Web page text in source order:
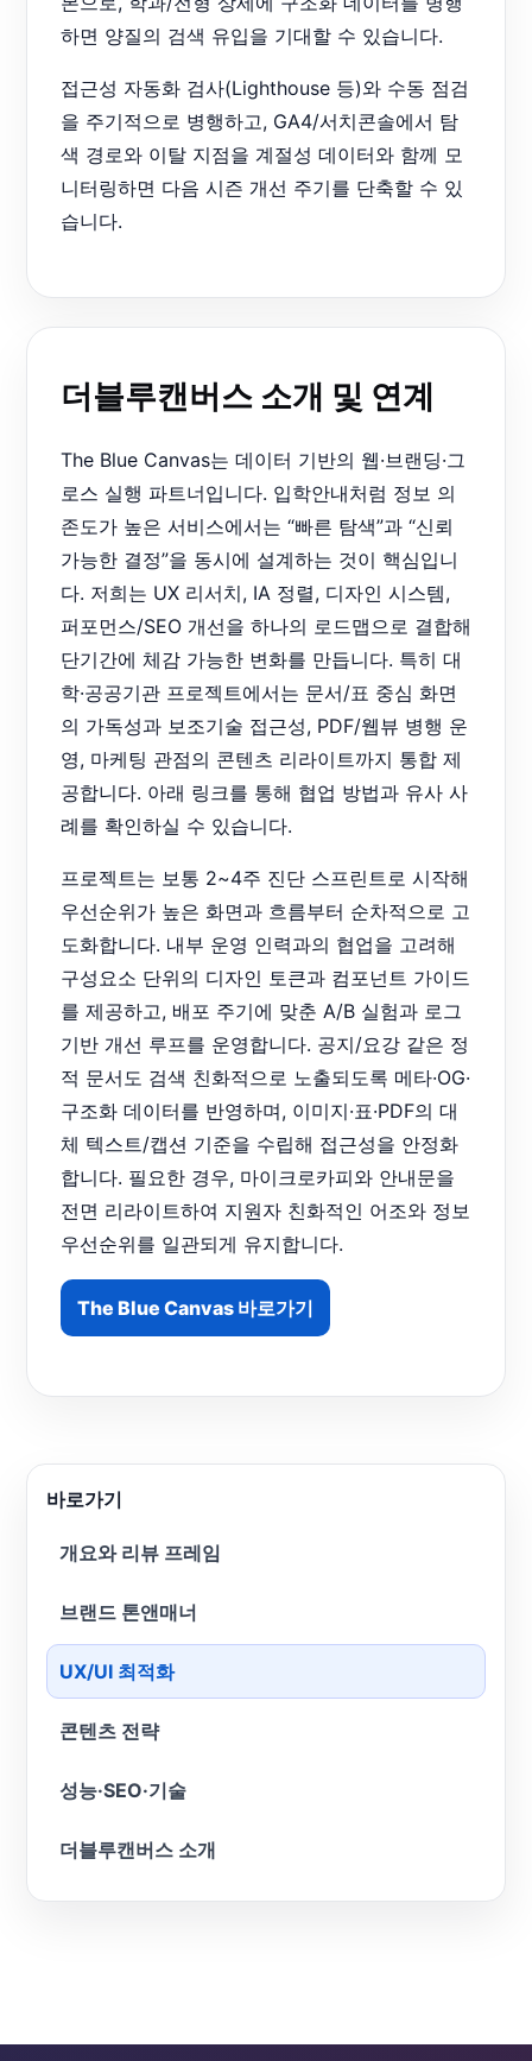
하면 양질의 검색 유입을 기대할 수 있습니다.
접근성 자동화 검사(Lighthouse 등)와 수동 점검
을 주기적으로 병행하고, GA4/서치콘솔에서 탐
색 경로와 이탈 지점을 계절성 데이터와 함께 모
니터링하면 다음 시즌 개선 주기를 단축할 수 있
습니다.
더블루캔버스 소개 및 연계
The Blue Canvas는 데이터 기반의 웹·브랜딩·그
로스 실행 파트너입니다. 입학안내처럼 정보 의
존도가 높은 서비스에서는 “빠른 탐색”과 “신뢰
가능한 결정”을 동시에 설계하는 것이 핵심입니
다. 저희는 UX 리서치, IA 정렬, 디자인 시스템,
퍼포먼스/SEO 개선을 하나의 로드맵으로 결합해
단기간에 체감 가능한 변화를 만듭니다. 특히 대
학·공공기관 프로젝트에서는 문서/표 중심 화면
의 가독성과 보조기술 접근성, PDF/웹뷰 병행 운
영, 마케팅 관점의 콘텐츠 리라이트까지 통합 제
공합니다. 아래 링크를 통해 협업 방법과 유사 사
례를 확인하실 수 있습니다.
프로젝트는 보통 2~4주 진단 스프린트로 시작해
우선순위가 높은 화면과 흐름부터 순차적으로 고
도화합니다. 내부 운영 인력과의 협업을 고려해
구성요소 단위의 디자인 토큰과 컴포넌트 가이드
를 제공하고, 배포 주기에 맞춘 A/B 실험과 로그
기반 개선 루프를 운영합니다. 공지/요강 같은 정
적 문서도 검색 친화적으로 노출되도록 메타·OG·
구조화 데이터를 반영하며, 이미지·표·PDF의 대
체 텍스트/캡션 기준을 수립해 접근성을 안정화
합니다. 필요한 경우, 마이크로카피와 안내문을
전면 리라이트하여 지원자 친화적인 어조와 정보
우선순위를 일관되게 유지합니다.
The Blue Canvas 바로가기
바로가기
개요와 리뷰 프레임
브랜드 톤앤매너
UX/UI 최적화
콘텐츠 전략
성능·SEO·기술
더블루캔버스 소개